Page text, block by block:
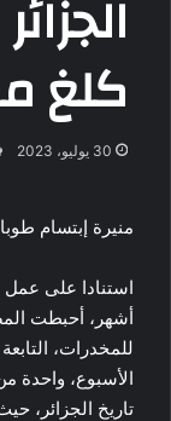
كلغ
30 يوليو، 2023
منيرة إبتسام
استنادا على عمل
أشهر، أحبطت
للمخدرات،
الأسبوع، واحدة